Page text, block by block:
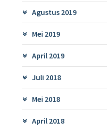
Agustus 2019
Mei 2019
April 2019
Juli 2018
Mei 2018
April 2018